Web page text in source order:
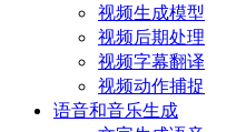
视频生成模型
视频后期处理
视频字幕翻译
视频动作捕捉
语音和音乐生成